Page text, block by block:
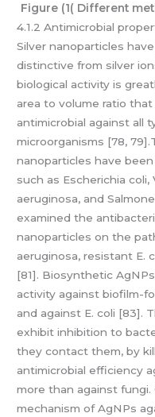
Figure (1( Different
4.1.2 Antimicrobial
Silver nanoparticles
distinctive from silver
biological activity is
area to volume ratio
antimicrobial against all
microorganisms [78,
nanoparticles have
such as Escherichia
aeruginosa, and
examined the
nanoparticles on the
aeruginosa, resistant E.
[81]. Biosynthetic
activity against biofilm-
and against E. coli [83].
exhibit inhibition to
they contact them, by
antimicrobial efficiency
more than against
mechanism of AgNPs